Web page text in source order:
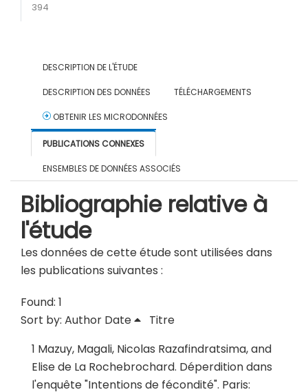
394
DESCRIPTION DE L'ÉTUDE
DESCRIPTION DES DONNÉES TÉLÉCHARGEMENTS
OBTENIR LES MICRODONNÉES
PUBLICATIONS CONNEXES
ENSEMBLES DE DONNÉES ASSOCIÉS
Bibliographie relative à
l'étude
Les données de cette étude sont utilisées dans
les publications suivantes :
Found: 1
Sort by: Author Date
Titre
1 Mazuy, Magali, Nicolas Razafindratsima, and
Elise de La Rochebrochard. Déperdition dans
l'enquête "Intentions de fécondité". Paris: